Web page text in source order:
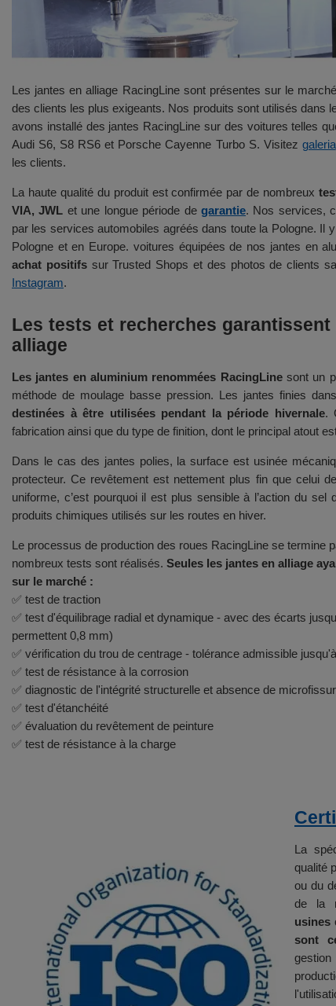
Les jantes en alliage RacingLine sont présentes sur le
des clients les plus exigeants. Nos produits sont utilisés dans
avons installé des jantes RacingLine sur des voitures telles
Audi S6, S8 RS6 et Porsche Cayenne Turbo S. Visitez galeria
les clients.
La haute qualité du produit est confirmée par de nombreux
VIA, JWL et une longue période degarantie. Nos services,
par les services automobiles agréés dans toute la Pologne. Il
Pologne et en Europe. voitures équipées de nos jantes en
achat positifssur Trusted Shops et des photos de clients
Instagram.
Les tests et recherches
alliage
Les jantes en aluminium renommées RacingLinesont un
méthode de moulage basse pression. Les jantes finies
destinées à être utilisées pendant la période hivernale.
fabrication ainsi que du type de finition, dont le principal atout
Dans le cas des jantes polies, la surface est usinée
protecteur. Ce revêtement est nettement plus fin que celui
uniforme, c’est pourquoi il est plus sensible à l’action du sel
produits chimiques utilisés sur les routes en hiver.
Le processus de production des roues RacingLine se termine
nombreux tests sont réalisés. Seules les jantes en alliage
sur le marché :
✅ test de traction
✅ test d'équilibrage radial et dynamique - avec des écarts
permettent 0,8 mm)
✅ vérification du trou de centrage - tolérance admissible
✅ test de résistance à la corrosion
✅ diagnostic de l'intégrité structurelle et absence de
✅ test d'étanchéité
✅ évaluation du revêtement de peinture
✅ test de résistance à la charge
La
qualité
ou du
de la
usines
sont